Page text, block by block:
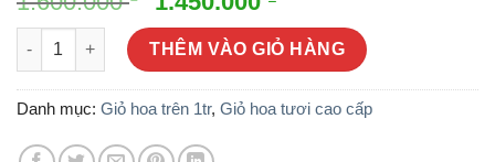
gốc
là:
1.600.000 ₫.
hiện
tại
là:
1.450.000 ₫.
Hộp hoa tươi 1881 số lượng
THÊM VÀO GIỎ HÀNG
Danh mục: Giỏ hoa trên 1tr, Giỏ hoa tươi cao cấp